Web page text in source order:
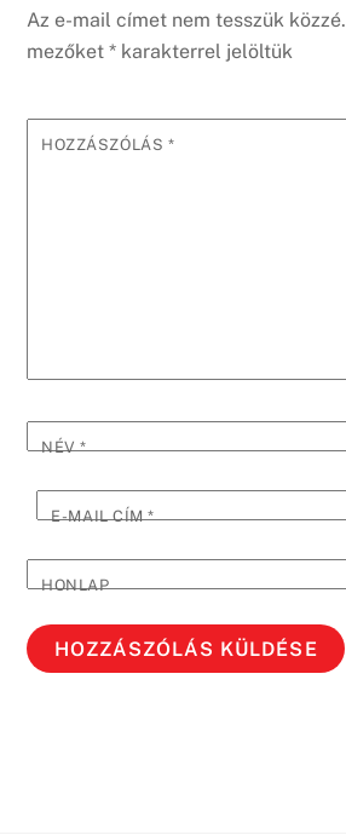
Az e-mail címet nem tesszük közzé.
mezőket* karakterrel jelöltük
HOZZÁSZÓLÁS *
NÉV*
E-MAIL CÍM*
HONLAP